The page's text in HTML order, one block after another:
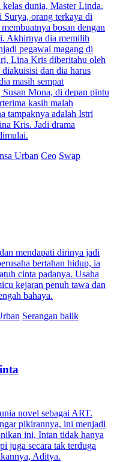
dunia, Master Linda.
orang terkaya di
bosan dengan
Akhirnya dia memilih
pegawai magang di
Lina Kris diberitahu oleh
dan dia harus
masih sempat
Mona, di depan pintu
kasih malah
tampaknya adalah Istri
Kris. Jadi drama
Urban Ceo Swap
mendapati dirinya jadi
bertahan hidup, ia
cinta padanya. Usaha
kejaran penuh tawa dan
bahaya.
Serangan balik
novel sebagai ART.
pikirannya, ini menjadi
ini, Intan tidak hanya
juga secara tak terduga
Aditya.